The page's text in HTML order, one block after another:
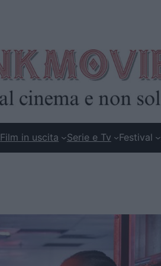
Film in uscita Serie e Tv Festival